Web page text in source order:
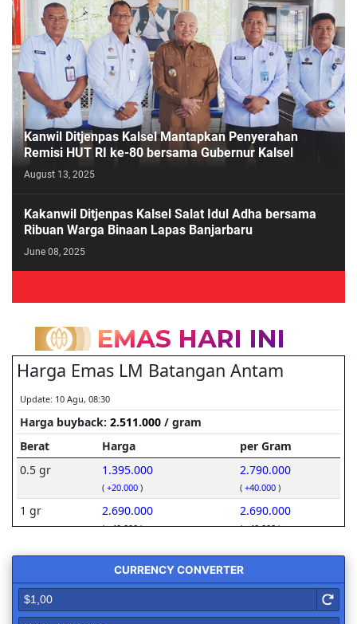
Kanwil Ditjenpas Kalsel Mantapkan Penyerahan
Remisi HUT RI ke-80 bersama Gubernur Kalsel
August 13, 2025
Kakanwil Ditjenpas Kalsel Salat Idul Adha bersama
Ribuan Warga Binaan Lapas Banjarbaru
June 08, 2025